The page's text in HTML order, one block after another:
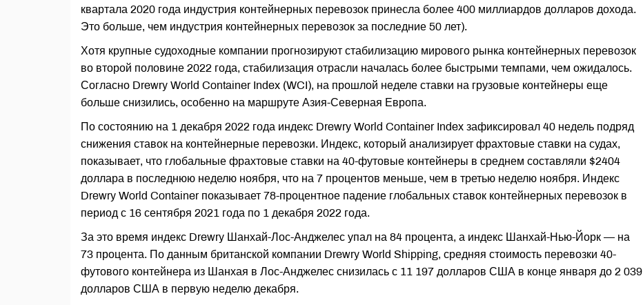
квартала 2020 года индустрия контейнерных перевозок принесла более 400 миллиардов долларов дохода.
Это больше, чем индустрия контейнерных перевозок за последние 50 лет).
Хотя крупные судоходные компании прогнозируют стабилизацию мирового рынка контейнерных перевозок
во второй половине 2022 года, стабилизация отрасли началась более быстрыми темпами, чем ожидалось.
Согласно Drewry World Container Index (WCI), на прошлой неделе ставки на грузовые контейнеры еще
больше снизились, особенно на маршруте Азия-Северная Европа.
По состоянию на 1 декабря 2022 года индекс Drewry World Container Index зафиксировал 40 недель подряд
снижения ставок на контейнерные перевозки. Индекс, который анализирует фрахтовые ставки на судах,
показывает, что глобальные фрахтовые ставки на 40-футовые контейнеры в среднем составляли $2404
доллара в последнюю неделю ноября, что на 7 процентов меньше, чем в третью неделю ноября. Индекс
Drewry World Container показывает 78-процентное падение глобальных ставок контейнерных перевозок в
период с 16 сентября 2021 года по 1 декабря 2022 года.
За это время индекс Drewry Шанхай-Лос-Анджелес упал на 84 процента, а индекс Шанхай-Нью-Йорк — на
73 процента. По данным британской компании Drewry World Shipping, средняя стоимость перевозки 40-
футового контейнера из Шанхая в Лос-Анджелес снизилась с 11 197 долларов США в конце января до 2 039
долларов США в первую неделю декабря.